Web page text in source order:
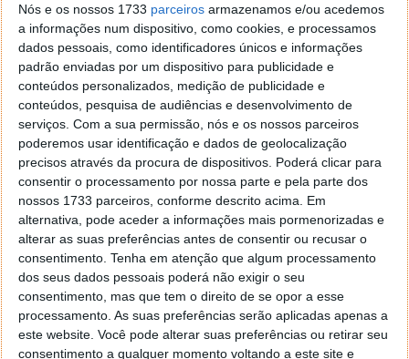
Nós e os nossos 1733 parceiros armazenamos e/ou acedemos
a informações num dispositivo, como cookies, e processamos
dados pessoais, como identificadores únicos e informações
padrão enviadas por um dispositivo para publicidade e
conteúdos personalizados, medição de publicidade e
conteúdos, pesquisa de audiências e desenvolvimento de
serviços. Com a sua permissão, nós e os nossos parceiros
poderemos usar identificação e dados de geolocalização
precisos através da procura de dispositivos. Poderá clicar para
consentir o processamento por nossa parte e pela parte dos
nossos 1733 parceiros, conforme descrito acima. Em
alternativa, pode aceder a informações mais pormenorizadas e
alterar as suas preferências antes de consentir ou recusar o
consentimento. Tenha em atenção que algum processamento
dos seus dados pessoais poderá não exigir o seu
consentimento, mas que tem o direito de se opor a esse
processamento. As suas preferências serão aplicadas apenas a
este website. Você pode alterar suas preferências ou retirar seu
consentimento a qualquer momento voltando a este site e
tentei apagar o explorer na tentativa de forçar o uso do
firefox mas em vao. Kaso te lembres de outra dica fico
agradecido, caso contrario obrigado a mesma
Responder
Vítor M.
7 de Novembro de 2005 às 01:39
@Reporter
Desculpa mas o link funciona. Seja como for segue por mail
o MSn Messenger 8.
Responder
Vítor M.
@Rui
Tens de encontrar o que te falei. Faz da seguinte maneira,
janela iniciar e no topo dessa janela com o botão direito do
rato faz propriedades. Depois no separador Menu ‘Iniciar’
clica no botão ‘Personalizar’ aí encontrarás no separador